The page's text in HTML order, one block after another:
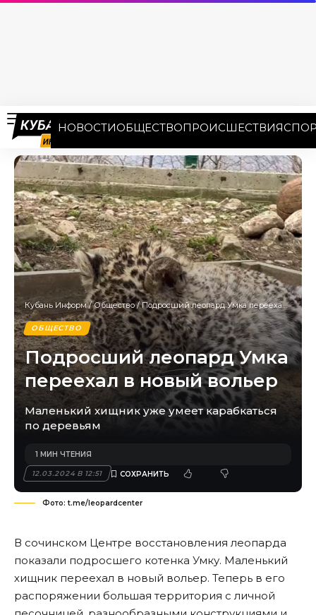
НОВОСТИОБЩЕСТВОПРОИСШЕСТВИЯ
Кубань Информ/Общество/Подросший леопард Умка переехал в новый вольер
ОБЩЕСТВО
Подросший леопард Умка
переехал в новый вольер
Маленький хищник уже умеет карабкаться
по деревьям
12.03.2024 В 12:51
1 МИН ЧТЕНИЯ
Фото: t.me/leopardcenter
В сочинском Центре восстановления леопарда
показали подросшего котенка Умку. Маленький
хищник переехал в новый вольер. Теперь в его
распоряжении большая территория с личной